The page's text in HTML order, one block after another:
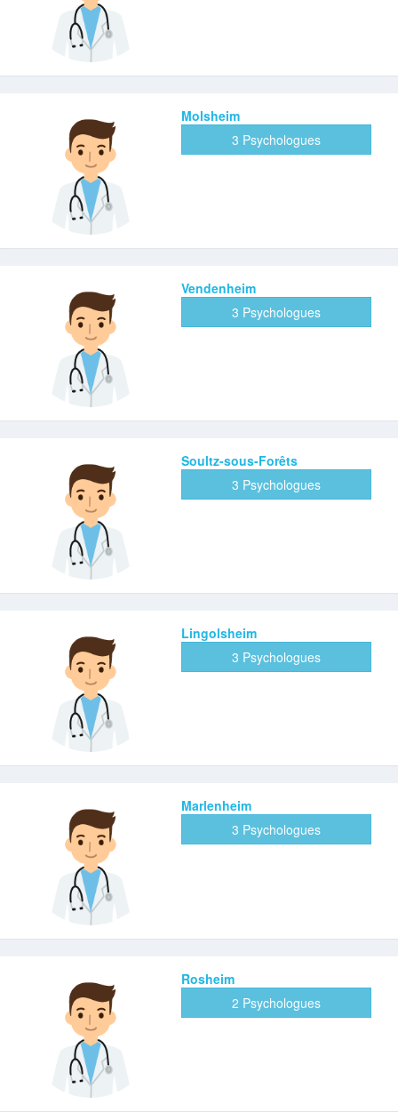
Molsheim
3 Psychologues
Vendenheim
3 Psychologues
Soultz-sous-Forêts
3 Psychologues
Lingolsheim
3 Psychologues
Marlenheim
3 Psychologues
Rosheim
2 Psychologues